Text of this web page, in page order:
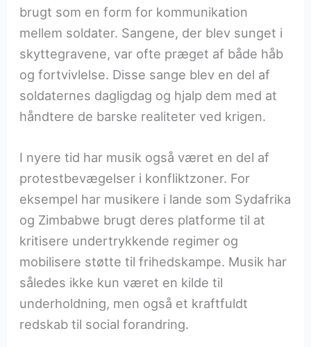
brugt som en form for kommunikation
mellem soldater. Sangene, der blev sunget i
skyttegravene, var ofte præget af både håb
og fortvivlelse. Disse sange blev en del af
soldaternes dagligdag og hjalp dem med at
håndtere de barske realiteter ved krigen.
I nyere tid har musik også været en del af
protestbevægelser i konfliktzoner. For
eksempel har musikere i lande som Sydafrika
og Zimbabwe brugt deres platforme til at
kritisere undertrykkende regimer og
mobilisere støtte til frihedskampe. Musik har
således ikke kun været en kilde til
underholdning, men også et kraftfuldt
redskab til social forandring.